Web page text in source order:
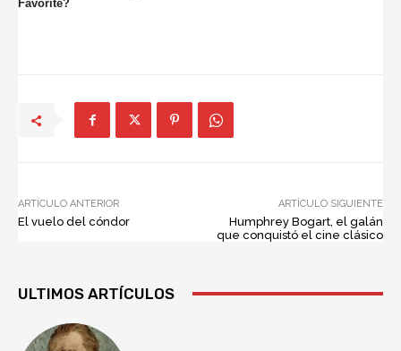
ARTÍCULO ANTERIOR
El vuelo del cóndor
ARTÍCULO SIGUIENTE
Humphrey Bogart, el galán
que conquistó el cine clásico
ULTIMOS ARTÍCULOS